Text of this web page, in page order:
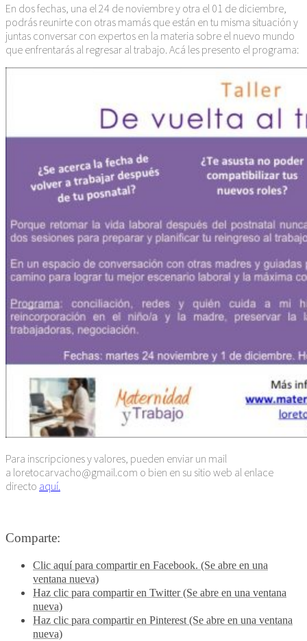
En dos fechas, una el 24 de noviembre y otra el 01 de diciembre,
podrás reunirte con otras mamás que están en tu misma situación y
juntas conversar con expertos en la materia sobre el nuevo mundo
que enfrentarás al regresar al trabajo. Acá les presento el programa:
Para inscripciones y valores, pueden enviar un mail
a loretocarvacho@gmail.com o bien en su sitio web al enlace
directo aquí.
Comparte:
Clic aquí para compartir en Facebook. (Se abre en una
ventana nueva)
Haz clic para compartir en Twitter (Se abre en una ventana
nueva)
Haz clic para compartir en Pinterest (Se abre en una ventana
nueva)